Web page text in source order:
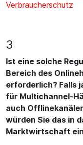
Verbraucherschutz
3
Ist eine solche
Bereich des
erforderlich? Falls
für Multichannel-
auch
würden Sie das in
Marktwirtschaft